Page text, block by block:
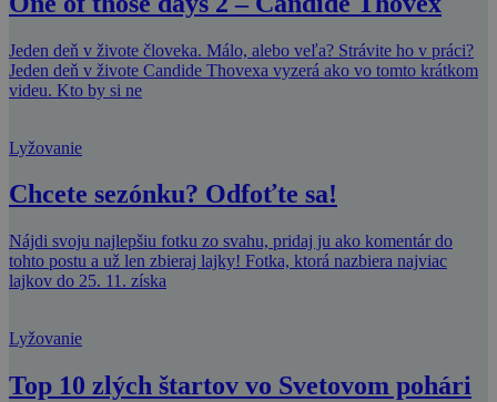
Jeden deň v živote človeka. Málo, alebo veľa? Strávite ho v práci?
Jeden deň v živote Candide Thovexa vyzerá ako vo tomto krátkom
videu. Kto by si ne
Lyžovanie
Chcete sezónku? Odfoťte sa!
Nájdi svoju najlepšiu fotku zo svahu, pridaj ju ako komentár do
tohto postu a už len zbieraj lajky! Fotka, ktorá nazbiera najviac
lajkov do 25. 11. získa
Lyžovanie
Top 10 zlých štartov vo Svetovom pohári